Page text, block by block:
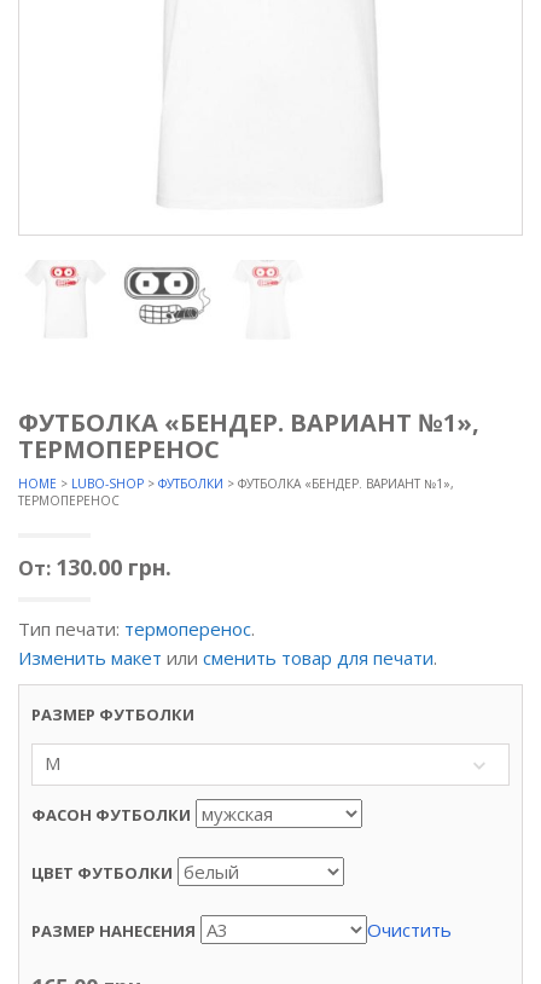
ФУТБОЛКА «БЕНДЕР. ВАРИАНТ №1»,
ТЕРМОПЕРЕНОС
HOME > LUBO-SHOP > ФУТБОЛКИ > ФУТБОЛКА «БЕНДЕР. ВАРИАНТ №1»,
ТЕРМОПЕРЕНОС
От: 130.00 грн.
Тип печати: термоперенос.
Изменить макет или сменить товар для печати.
РАЗМЕР ФУТБОЛКИ
M
ФАСОН ФУТБОЛКИ
ЦВЕТ ФУТБОЛКИ
РАЗМЕР НАНЕСЕНИЯ Очистить